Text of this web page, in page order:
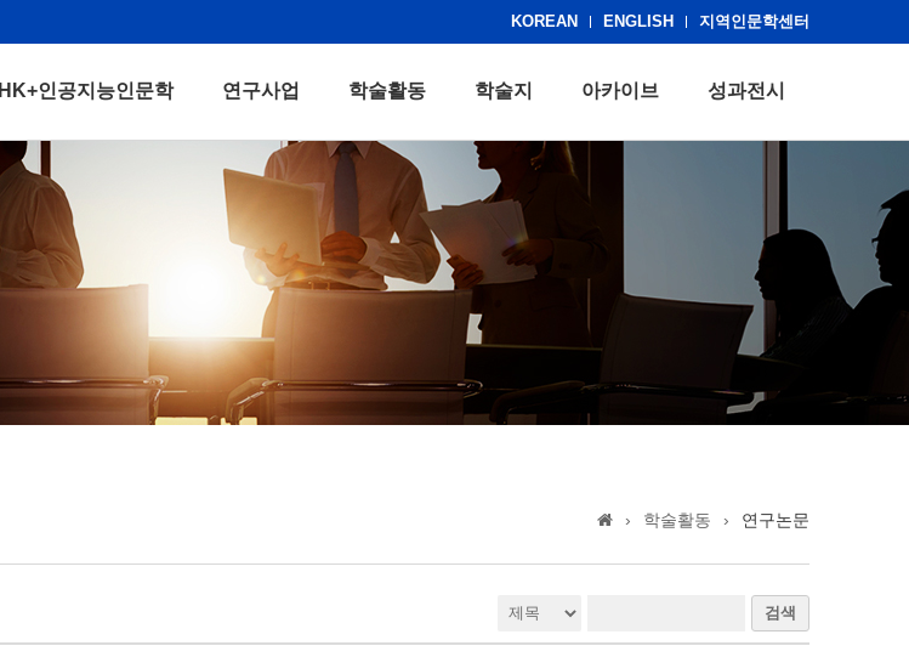
KOREAN ENGLISH 지역인문학센터
HK+인공지능인문학 연구사업 학술활동 학술지 아카이브 성과전시
› 학술활동 › 연구논문
검색